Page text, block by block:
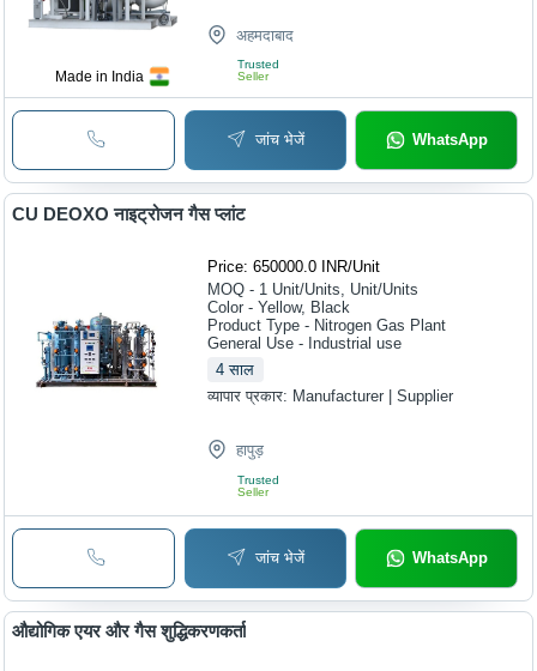
Made in India
अहमदाबाद
Trusted
Seller
जांच भेजें WhatsApp
CU DEOXO नाइट्रोजन गैस प्लांट
Price: 650000.0 INR/Unit
MOQ - 1 Unit/Units, Unit/Units
Color - Yellow, Black
Product Type - Nitrogen Gas Plant
General Use - Industrial use
4 साल
व्यापार प्रकार: Manufacturer | Supplier
हापुड़
Trusted
Seller
जांच भेजें WhatsApp
औद्योगिक एयर और गैस शुद्धिकरणकर्ता